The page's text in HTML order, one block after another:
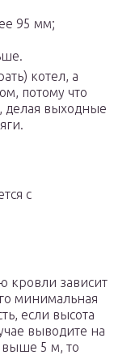
95 мм;
котел, а
потому что
делая выходные
с
кровли зависит
минимальная
если высота
выводите на
выше 5 м, то